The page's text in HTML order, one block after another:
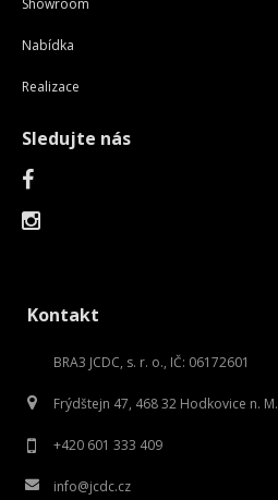
Nabídka
Realizace
Sledujte nás
Kontakt
BRA3 JCDC, s. r. o., IČ: 06172601
Frýdštejn 47, 468 32 Hodkovice n. M.
+420 601 333 409
info@jcdc.cz